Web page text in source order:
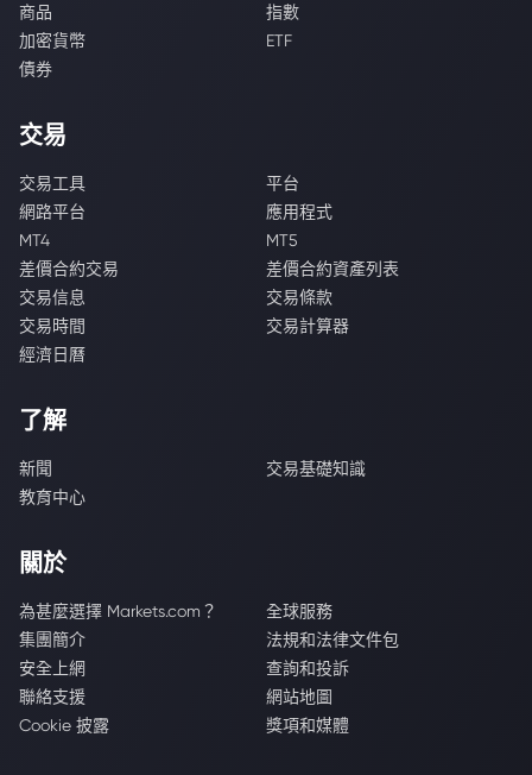
商品
指數
加密貨幣
ETF
債券
交易
交易工具
平台
網路平台
應用程式
MT4
MT5
差價合約交易
差價合約資產列表
交易信息
交易條款
交易時間
交易計算器
經濟日曆
了解
新聞
交易基礎知識
教育中心
關於
為甚麼選擇 Markets.com？
全球服務
集團簡介
法規和法律文件包
安全上網
查詢和投訴
聯絡支援
網站地圖
Cookie 披露
獎項和媒體